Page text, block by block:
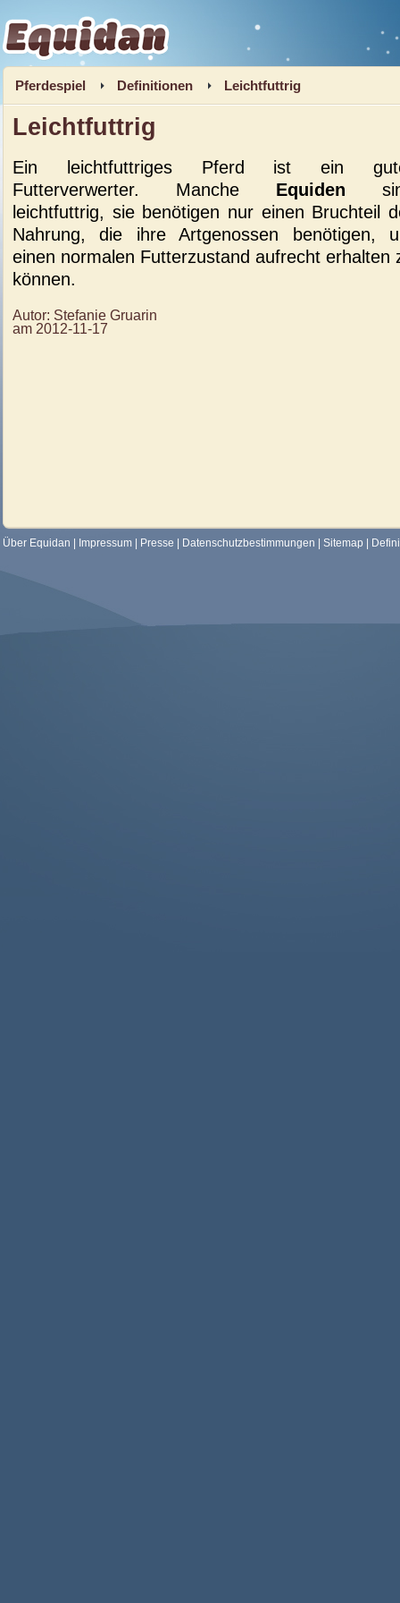
Equidan
Pferdespiel Definitionen Leichtfuttrig
Leichtfuttrig
Ein leichtfuttriges Pferd ist ein
Futterverwerter. Manche Equiden
leichtfuttrig, sie benötigen nur einen Bruchteil
Nahrung, die ihre Artgenossen benötigen,
einen normalen Futterzustand aufrecht erhalten
können.
Autor: Stefanie Gruarin
am 2012-11-17
Über Equidan Impressum Presse Datenschutzbestimmungen Sitemap